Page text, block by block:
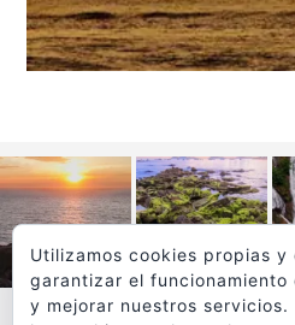
Utilizamos cookies propias y
garantizar el funcionamiento
y mejorar nuestros